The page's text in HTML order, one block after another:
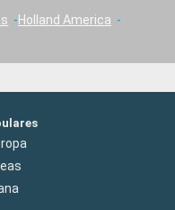
Holland America